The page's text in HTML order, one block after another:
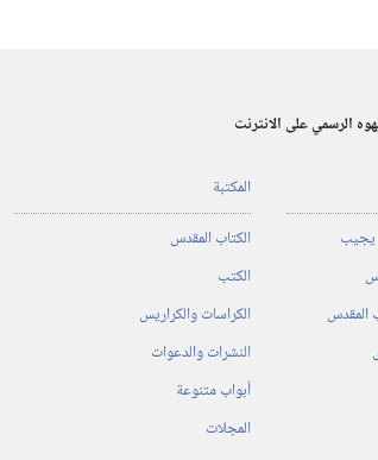
الرسمي على الانترنت
يجيب
المكتبة
الكتاب المقدس
الكتب
الكراسات والكراريس
النشرات والدعوات
أبواب متنوعة
المجلات